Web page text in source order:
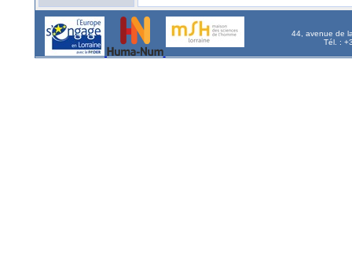
44, avenue de
Tél. :